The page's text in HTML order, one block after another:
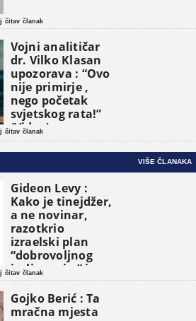
čitav članak
Vojni analitičar
dr. Vilko Klasan
upozorava : “Ovo
nije primirje ,
nego početak
svjetskog rata!”
(Video)
čitav članak
VIŠE ČLANAKA
Gideon Levy :
Kako je tinejdžer,
a ne novinar,
razotkrio
izraelski plan
“dobrovoljnog
iseljavanja ” iz
Gaze
čitav članak
Gojko Berić : Ta
mračna mjesta